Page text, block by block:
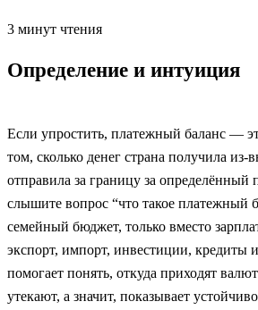
3 минут чтения
Определение и интуиция
Если упростить, платежный баланс —
том, сколько денег страна получила
отправила за границу за определённый
слышите вопрос “что такое платежный
семейный бюджет, только вместо
экспорт, импорт, инвестиции, кредиты
помогает понять, откуда приходят
утекают, а значит, показывает